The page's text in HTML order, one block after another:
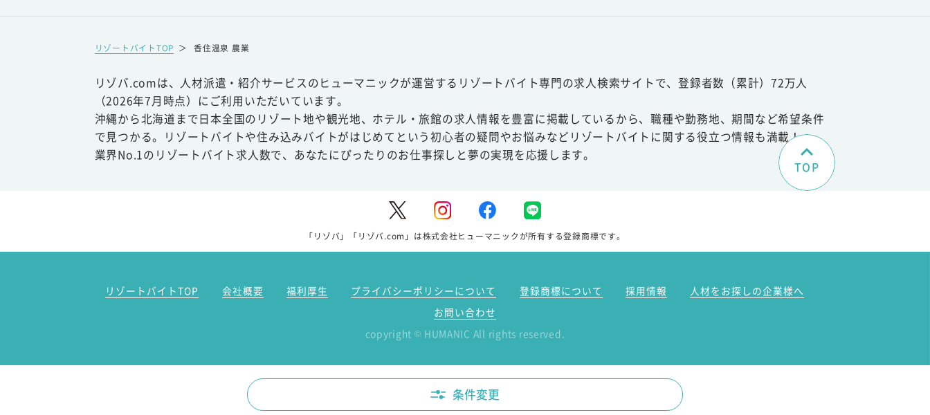
リゾートバイトTOP ＞ 香住温泉 農業
リゾバ.comは、人材派遣・紹介サービスのヒューマニックが運営するリゾートバイト専門の求人検索サイトで、登録者数（累計）72万人
（2026年7月時点）にご利用いただいています。
沖縄から北海道まで日本全国のリゾート地や観光地、ホテル・旅館の求人情報を豊富に掲載しているから、職種や勤務地、期間など希望条件
で見つかる。リゾートバイトや住み込みバイトがはじめてという初心者の疑問やお悩みなどリゾートバイトに関する役立つ情報も満載！
業界No.1のリゾートバイト求人数で、あなたにぴったりのお仕事探しと夢の実現を応援します。
TOP
「リゾバ」「リゾバ.com」は株式会社ヒューマニックが所有する登録商標です。
リゾートバイトTOP 会社概要 福利厚生 プライバシーポリシーについて 登録商標について 採用情報
人材をお探しの企業様へ
お問い合わせ
copyright © HUMANIC All rights reserved.
条件変更